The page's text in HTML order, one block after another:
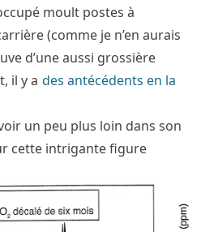
moult postes à
(comme je n’en aurais
d’une aussi grossière
il y a des antécédents en la
un peu plus loin dans son
cette intrigante figure